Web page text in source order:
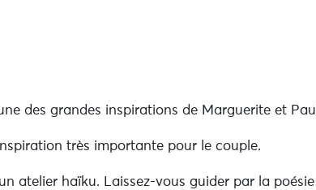
des grandes inspirations de Marguerite et Paul
très importante pour le couple.
atelier haïku. Laissez-vous guider par la poésie